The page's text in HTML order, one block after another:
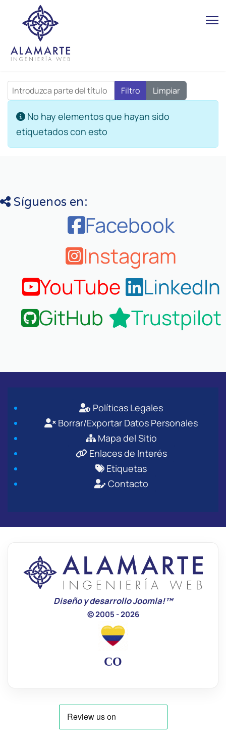
Introduzca parte del título Filtro Limpiar
Información
No hay elementos que hayan sido
etiquetados con esto
Síguenos en:
Facebook
Instagram
YouTube
LinkedIn
GitHub
Trustpilot
Políticas Legales
Borrar/Exportar Datos Personales
Mapa del Sitio
Enlaces de Interés
Etiquetas
Contacto
Diseño y desarrollo Joomla!™
© 2005 - 2026
CO